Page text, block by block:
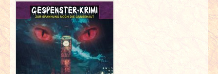
BERICHTE
VERLOSUNGEN
INTERVIEWS